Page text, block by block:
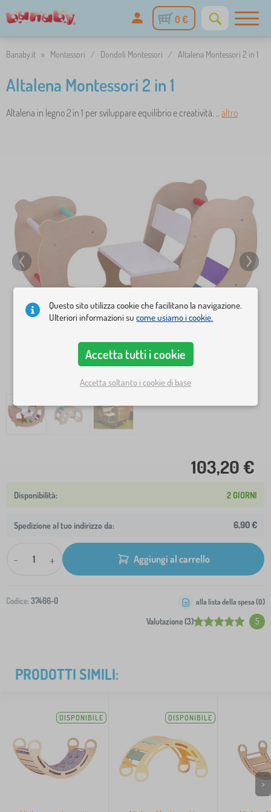
0 €
Banaby.it » Montessori / Dondoli Montessori / Altalena Montessori 2 in 1
Altalena Montessori 2 in 1
Altalena in legno 2 in 1 per sviluppare equilibrio e creatività. .. altro
103,20 €
2 GIORNI
Spedizione al tuo indirizzo da: 6,90 €
- + Aggiungi al carrello
Codice: 37466-0
Valutazione (3) 5
alla lista della spesa (0)
PRODOTTI SIMILI:
DISPONIBILE DISPONIBILE
>
Questo sito utilizza cookie che facilitano la navigazione.
Ulteriori informazioni sucome usiamo i cookie.
Accetta tutti i cookie
Accetta soltanto i cookie di base